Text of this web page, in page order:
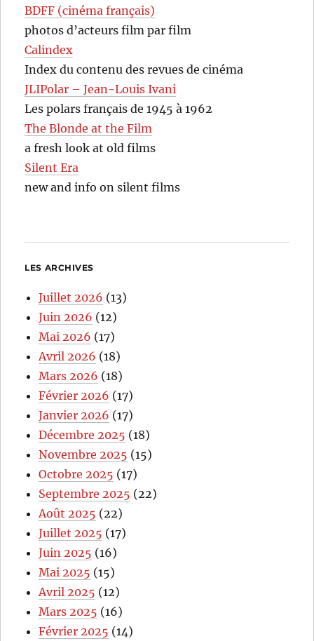
BDFF (cinéma français)
photos d’acteurs film par film
Calindex
Index du contenu des revues de cinéma
JLIPolar – Jean-Louis Ivani
Les polars français de 1945 à 1962
The Blonde at the Film
a fresh look at old films
Silent Era
new and info on silent films
LES ARCHIVES
Juillet 2026 (13)
Juin 2026 (12)
Mai 2026 (17)
Avril 2026 (18)
Mars 2026 (18)
Février 2026 (17)
Janvier 2026 (17)
Décembre 2025 (18)
Novembre 2025 (15)
Octobre 2025 (17)
Septembre 2025 (22)
Août 2025 (22)
Juillet 2025 (17)
Juin 2025 (16)
Mai 2025 (15)
Avril 2025 (12)
Mars 2025 (16)
Février 2025 (14)